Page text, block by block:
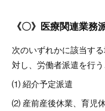
《〇》医療関連業務
次のいずれかに該当す
対し、労働者派遣を行う
⑴ 紹介予定派遣
⑵ 産前産後休業、育児